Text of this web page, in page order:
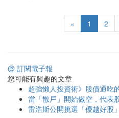
« 1 2
@ 訂閱電子報
您可能有興趣的文章
超強懶人投資術》股債通吃
當「散戶」開始做空，代表
雷浩斯公開挑選「優越好股